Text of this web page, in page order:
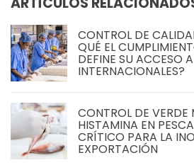
CONTROL DE
QUÉ EL
DEFINE SU ACCESO
INTERNACIONALES?
CONTROL DE VERDE
HISTAMINA EN
CRÍTICO PARA LA
EXPORTACIÓN